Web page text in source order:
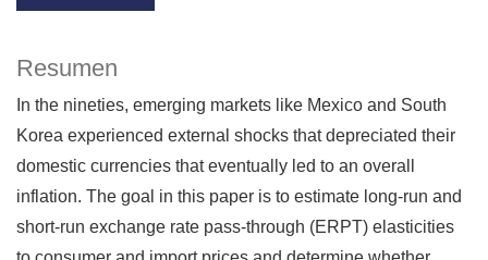
Resumen
In the nineties, emerging markets like Mexico and South
Korea experienced external shocks that depreciated their
domestic currencies that eventually led to an overall
inflation. The goal in this paper is to estimate long-run and
short-run exchange rate pass-through (ERPT) elasticities